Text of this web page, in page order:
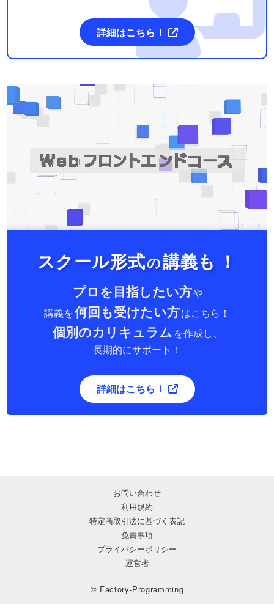
詳細はこちら！
スクール形式の講義も ！
プロを目指したい方や
講義を何回も受けたい方はこちら！
個別のカリキュラム を作成し、
長期的にサポート！
詳細はこちら！
© Factory-Programming
お問い合わせ
利用規約
特定商取引法に基づく表記
免責事項
プライバシーポリシー
運営者